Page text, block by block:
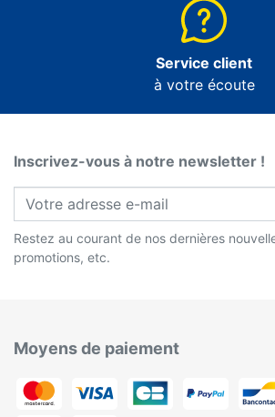
Service client
à votre écoute
Inscrivez-vous à notre newsletter !
Restez au courant de nos dernières
promotions, etc.
Moyens de paiement